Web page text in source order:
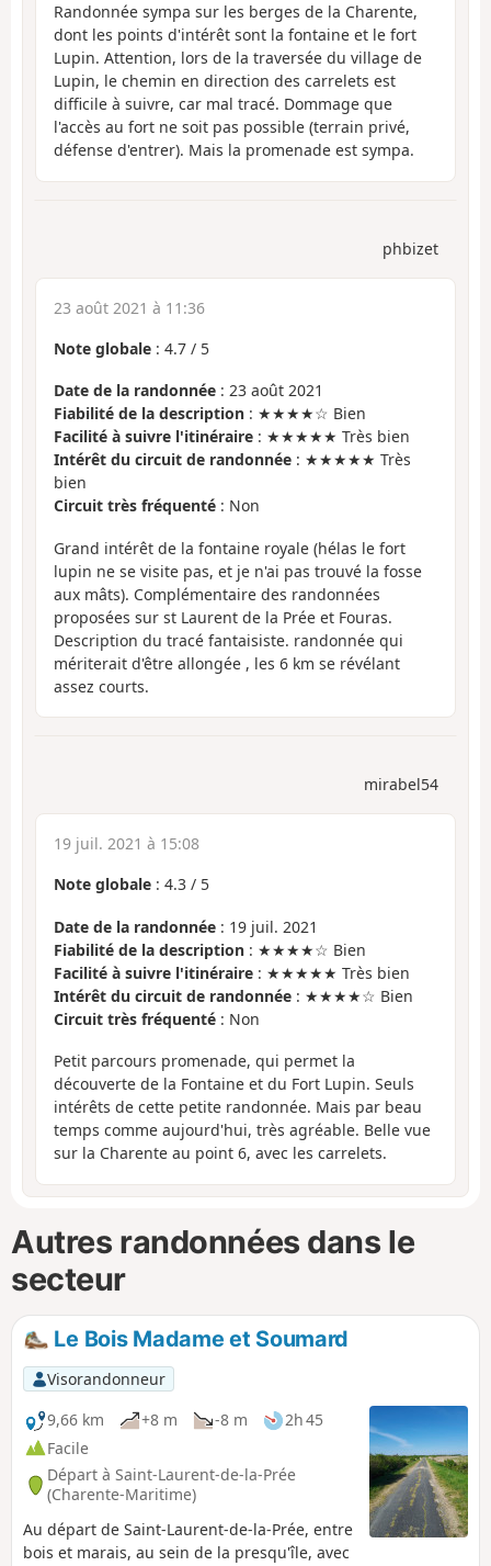
Randonnée sympa sur les berges de la Charente,
dont les points d'intérêt sont la fontaine et le fort
Lupin. Attention, lors de la traversée du village de
Lupin, le chemin en direction des carrelets est
difficile à suivre, car mal tracé. Dommage que
l'accès au fort ne soit pas possible (terrain privé,
défense d'entrer). Mais la promenade est sympa.
phbizet
23 août 2021 à 11:36
Note globale : 4.7 / 5
Date de la randonnée : 23 août 2021
Fiabilité de la description : ★★★★☆ Bien
Facilité à suivre l'itinéraire : ★★★★★ Très bien
Intérêt du circuit de randonnée : ★★★★★ Très
bien
Circuit très fréquenté : Non
Grand intérêt de la fontaine royale (hélas le fort
lupin ne se visite pas, et je n'ai pas trouvé la fosse
aux mâts). Complémentaire des randonnées
proposées sur st Laurent de la Prée et Fouras.
Description du tracé fantaisiste. randonnée qui
mériterait d'être allongée , les 6 km se révélant
assez courts.
mirabel54
19 juil. 2021 à 15:08
Note globale : 4.3 / 5
Date de la randonnée : 19 juil. 2021
Fiabilité de la description : ★★★★☆ Bien
Facilité à suivre l'itinéraire : ★★★★★ Très bien
Intérêt du circuit de randonnée : ★★★★☆ Bien
Circuit très fréquenté : Non
Petit parcours promenade, qui permet la
découverte de la Fontaine et du Fort Lupin. Seuls
intérêts de cette petite randonnée. Mais par beau
temps comme aujourd'hui, très agréable. Belle vue
sur la Charente au point 6, avec les carrelets.
Autres randonnées dans le
secteur
Le Bois Madame et Soumard
Visorandonneur
9,66 km
+8 m -8 m
2h 45
Facile
Départ à Saint-Laurent-de-la-Prée
(Charente-Maritime)
Au départ de Saint-Laurent-de-la-Prée, entre
bois et marais, au sein de la presqu'île, avec